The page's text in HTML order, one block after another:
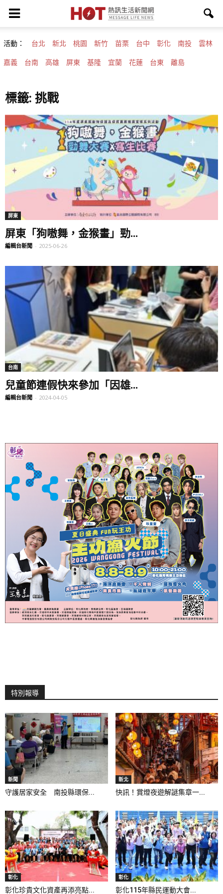
活動： 台北 新北 桃園 新竹 苗栗 台中 彰化 南投 雲林
嘉義 台南 高雄 屏東 基隆 宜蘭 花蓮 台東 離島
標籤: 挑戰
屏東
屏東「狗嗷舞，金猴畫」勁...
編輯台新聞 - 2025-06-26
台南
兒童節連假快來參加「因雄...
編輯台新聞 - 2024-04-05
特別報導
新聞
守護居家安全 南投縣環保...
新北
快訊！賞燈夜遊解謎集章一...
彰化
彰化珍貴文化資產再添亮點...
彰化
彰化115年縣民運動大會...